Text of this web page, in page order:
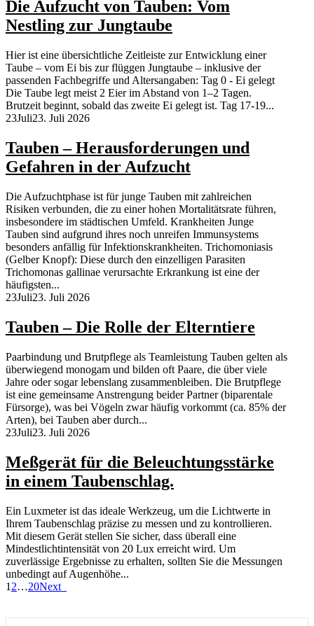
Die Aufzucht von Tauben: Vom
Nestling zur Jungtaube
Hier ist eine übersichtliche Zeitleiste zur Entwicklung einer
Taube – vom Ei bis zur flüggen Jungtaube – inklusive der
passenden Fachbegriffe und Altersangaben: Tag 0 - Ei gelegt
Die Taube legt meist 2 Eier im Abstand von 1–2 Tagen.
Brutzeit beginnt, sobald das zweite Ei gelegt ist. Tag 17-19...
23Juli23. Juli 2026
Tauben – Herausforderungen und
Gefahren in der Aufzucht
Die Aufzuchtphase ist für junge Tauben mit zahlreichen
Risiken verbunden, die zu einer hohen Mortalitätsrate führen,
insbesondere im städtischen Umfeld. Krankheiten Junge
Tauben sind aufgrund ihres noch unreifen Immunsystems
besonders anfällig für Infektionskrankheiten. Trichomoniasis
(Gelber Knopf): Diese durch den einzelligen Parasiten
Trichomonas gallinae verursachte Erkrankung ist eine der
häufigsten...
23Juli23. Juli 2026
Tauben – Die Rolle der Elterntiere
Paarbindung und Brutpflege als Teamleistung Tauben gelten als
überwiegend monogam und bilden oft Paare, die über viele
Jahre oder sogar lebenslang zusammenbleiben. Die Brutpflege
ist eine gemeinsame Anstrengung beider Partner (biparentale
Fürsorge), was bei Vögeln zwar häufig vorkommt (ca. 85% der
Arten), bei Tauben aber durch...
23Juli23. Juli 2026
Meßgerät für die Beleuchtungsstärke
in einem Taubenschlag.
Ein Luxmeter ist das ideale Werkzeug, um die Lichtwerte in
Ihrem Taubenschlag präzise zu messen und zu kontrollieren.
Mit diesem Gerät stellen Sie sicher, dass überall eine
Mindestlichtintensität von 20 Lux erreicht wird. Um
zuverlässige Ergebnisse zu erhalten, sollten Sie die Messungen
unbedingt auf Augenhöhe...
1 2…20Next